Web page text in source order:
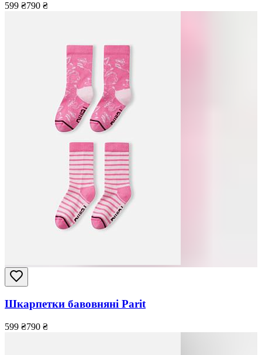
599 ₴790 ₴
Шкарпетки бавовняні Parit
599 ₴790 ₴